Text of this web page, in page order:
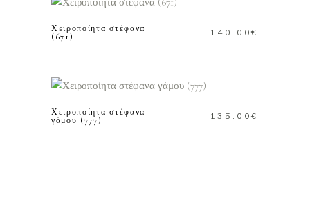
Χειροποίητα στέφανα
(671)
140.00€
Χειροποίητα στέφανα
γάμου (777)
135.00€